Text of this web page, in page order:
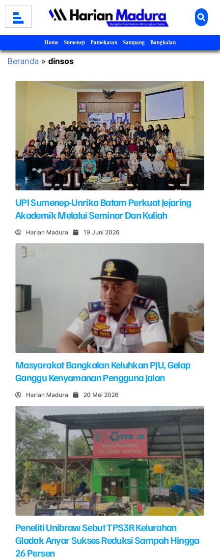
Home Sumenep Pamekasan Sampang Bangkalan
Beranda » dinsos
UPI Sumenep-Unrika Batam Perkuat Jejaring
Akademik Melalui Seminar Dan Kuliah
Harian Madura 19 Juni 2026
Masyarakat Bangkalan Keluhkan PJU, Gelap
Ganggu Kenyamanan Pengguna Jalan
Harian Madura 20 Mei 2026
Peneliti Unibraw Sebut TPS3R Kelurahan
Gladak Anyar Sukses Reduksi Sampah Hingga
26 Persen